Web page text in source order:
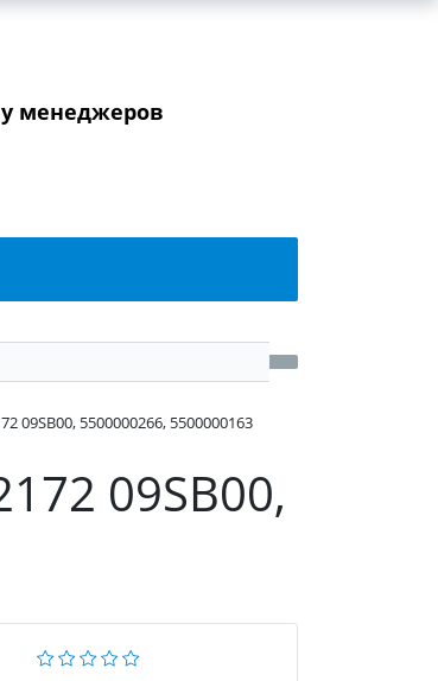
менеджеров
09SB00, 5500000266, 5500000163
09SB00,